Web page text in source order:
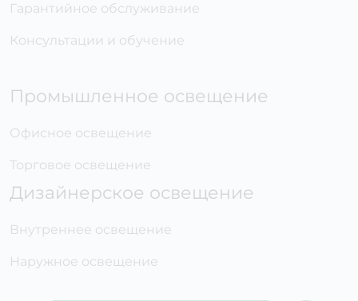
Гарантийное обслуживание
Консультации и обучение
Промышленное освещение
Офисное освещение
Торговое освещение
Дизайнерское освещение
Внутреннее освещение
Наружное освещение